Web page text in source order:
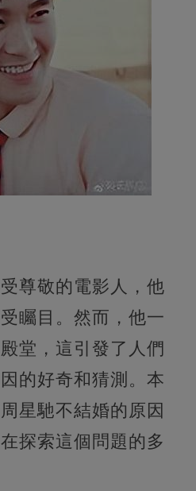
尊敬的電影人，他
矚目。然而，他一
堂，這引發了人們
的好奇和猜測。本
星馳不結婚的原因
探索這個問題的多